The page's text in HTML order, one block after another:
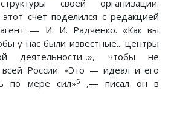
своей организации.
счет поделился с редакцией
агент — И. И. Радченко. «Как вы
у нас были известные... центры
деятельности...», чтобы не
всей России. «Это — идеал и его
по мере сил»5 ,— писал он в